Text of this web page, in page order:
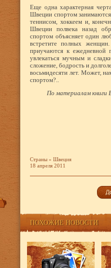
Еще одна характерная
Швеции спортом
теннисом, хоккеем и,
Швеции полвека назад
спортом объясняет один
встретите полных
приучаются к ежедневной
увлекаться мучным и
сложение, бодрость и
восьмидесяти лет. Может,
спортом?..
По материалам книги
Страны » Швеция
18 апреля 2011
ПОХОЖИЕ НОВОСТИ